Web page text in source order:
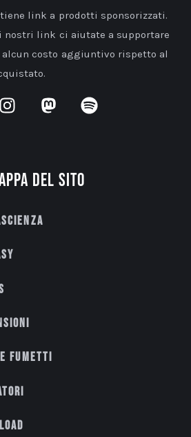
link a prodotti sponsorizzati.
nostri link ci aiutate a supportare
alcun costo aggiuntivo rispetto al
del sito
fumetti